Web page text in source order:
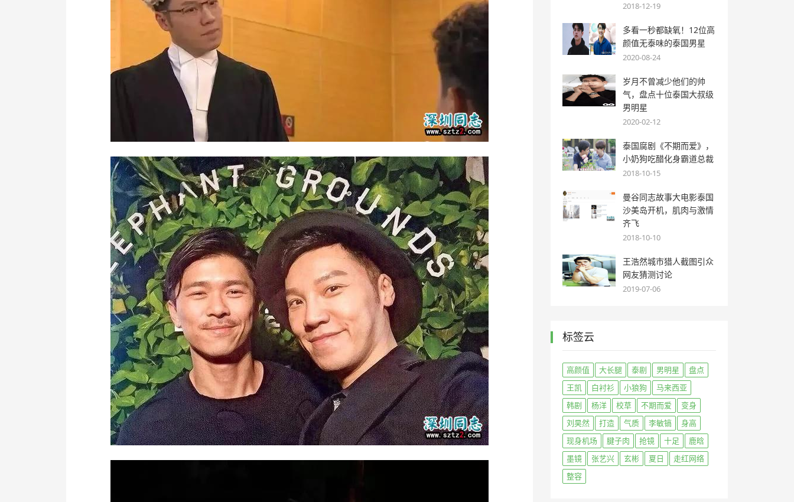
2018-12-19
多看一秒都缺氧！12位高
颜值无泰味的泰国男星
2020-08-24
岁月不曾减少他们的帅
气，盘点十位泰国大叔级
男明星
2020-02-12
泰国腐剧《不期而爱》，
小奶狗吃醋化身霸道总裁
2018-10-15
曼谷同志故事大电影泰国
沙美岛开机，肌肉与激情
齐飞
2018-10-10
王浩然城市猎人截图引众
网友猜测讨论
2019-07-06
标签云
高颜值 大长腿 泰剧 男明星
盘点
王凯
白衬衫 小狼狗
马来西亚
韩剧
杨洋 校草 不期而爱
变身
刘昊然
打造 气质 李敏镐
身高
现身机场
腱子肉 抢镜 十足
鹿晗
墨镜
张艺兴 玄彬 夏日
走红网络
整容